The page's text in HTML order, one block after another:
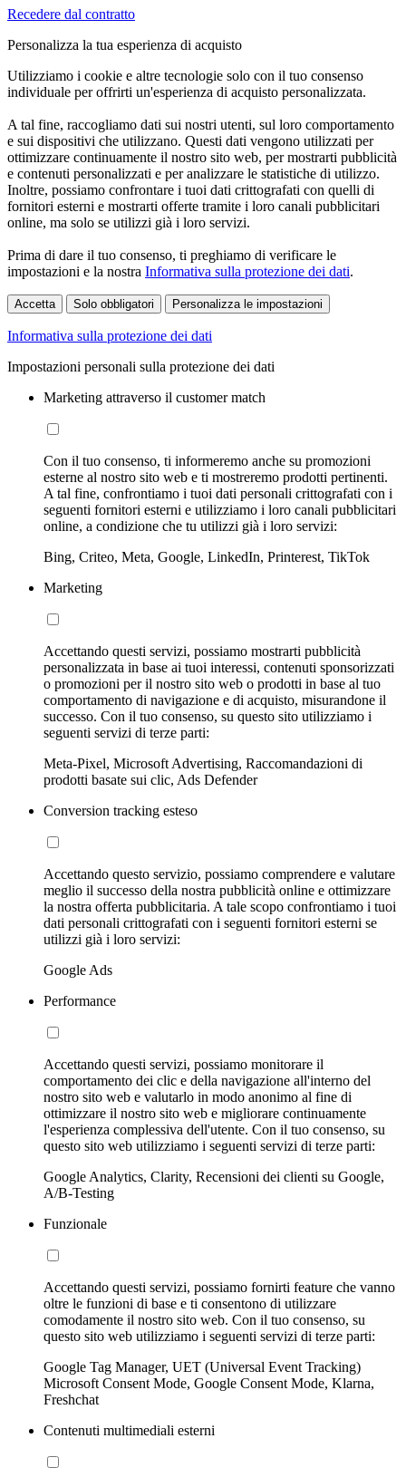
Recedere dal contratto
Personalizza la tua esperienza di acquisto
Utilizziamo i cookie e altre tecnologie solo con il tuo consenso
individuale per offrirti un'esperienza di acquisto personalizzata.
A tal fine, raccogliamo dati sui nostri utenti, sul loro comportamento
e sui dispositivi che utilizzano. Questi dati vengono utilizzati per
ottimizzare continuamente il nostro sito web, per mostrarti pubblicità
e contenuti personalizzati e per analizzare le statistiche di utilizzo.
Inoltre, possiamo confrontare i tuoi dati crittografati con quelli di
fornitori esterni e mostrarti offerte tramite i loro canali pubblicitari
online, ma solo se utilizzi già i loro servizi.
Prima di dare il tuo consenso, ti preghiamo di verificare le
impostazioni e la nostra Informativa sulla protezione dei dati.
Accetta Solo obbligatori Personalizza le impostazioni
Informativa sulla protezione dei dati
Impostazioni personali sulla protezione dei dati
Marketing attraverso il customer match
Con il tuo consenso, ti informeremo anche su promozioni
esterne al nostro sito web e ti mostreremo prodotti pertinenti.
A tal fine, confrontiamo i tuoi dati personali crittografati con i
seguenti fornitori esterni e utilizziamo i loro canali pubblicitari
online, a condizione che tu utilizzi già i loro servizi:
Bing, Criteo, Meta, Google, LinkedIn, Printerest, TikTok
Marketing
Accettando questi servizi, possiamo mostrarti pubblicità
personalizzata in base ai tuoi interessi, contenuti sponsorizzati
o promozioni per il nostro sito web o prodotti in base al tuo
comportamento di navigazione e di acquisto, misurandone il
successo. Con il tuo consenso, su questo sito utilizziamo i
seguenti servizi di terze parti:
Meta-Pixel, Microsoft Advertising, Raccomandazioni di
prodotti basate sui clic, Ads Defender
Conversion tracking esteso
Accettando questo servizio, possiamo comprendere e valutare
meglio il successo della nostra pubblicità online e ottimizzare
la nostra offerta pubblicitaria. A tale scopo confrontiamo i tuoi
dati personali crittografati con i seguenti fornitori esterni se
utilizzi già i loro servizi:
Google Ads
Performance
Accettando questi servizi, possiamo monitorare il
comportamento dei clic e della navigazione all'interno del
nostro sito web e valutarlo in modo anonimo al fine di
ottimizzare il nostro sito web e migliorare continuamente
l'esperienza complessiva dell'utente. Con il tuo consenso, su
questo sito web utilizziamo i seguenti servizi di terze parti:
Google Analytics, Clarity, Recensioni dei clienti su Google,
A/B-Testing
Funzionale
Accettando questi servizi, possiamo fornirti feature che vanno
oltre le funzioni di base e ti consentono di utilizzare
comodamente il nostro sito web. Con il tuo consenso, su
questo sito web utilizziamo i seguenti servizi di terze parti:
Google Tag Manager, UET (Universal Event Tracking)
Microsoft Consent Mode, Google Consent Mode, Klarna,
Freshchat
Contenuti multimediali esterni